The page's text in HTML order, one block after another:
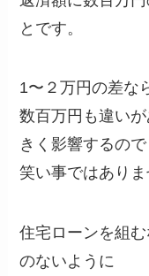
とです。
1〜２万円の差な
数百万円も違い
きく影響するので
笑い事ではありま
住宅ローンを組
のないように